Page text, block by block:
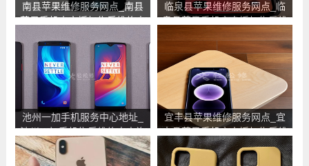
南县苹果维修服务网点_南县
苹果手机官方授权售后维修中
临泉县苹果维修服务网点_临
泉县苹果手机官方授权售后维
修中心地址电话
池州一加手机服务中心地址_
池州一加手机售后维修点查询
宜丰县苹果维修服务网点_宜
丰县苹果手机官方授权售后维
修中心地址电话